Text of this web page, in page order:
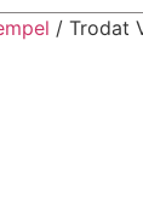
/ Trodat